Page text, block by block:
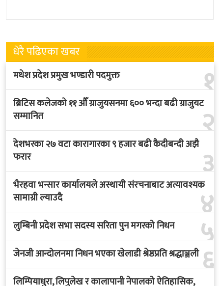
बेलायत सरकारले
त्रिपुरेश्वरस्थीत राष्ट्रिय खेलकुद
धेरै पढिएका खबर
१
मधेश प्रदेश प्रमुख भण्डारी पदमुक्त
२
ब्रिटिस कलेजको ११ औँ ग्राजुयसनमा ६०० भन्दा बढी ग्राजुयट
सम्मानित
३
देशभरका २७ वटा कारागारका ९ हजार बढी कैदीबन्दी अझै
फरार
४
भैरहवा भन्सार कार्यालयले अस्थायी संरचनाबाट अत्यावश्यक
सामाग्री ल्याउदै
५
लुम्बिनी प्रदेश सभा सदस्य सरिता पुन मगरको निधन
६
जेनजी आन्दोलनमा निधन भएका खेलाडी श्रेष्ठप्रति श्रद्धाञ्जली
लिम्पियाधुरा, लिपुलेख र कालापानी नेपालको ऐतिहासिक,